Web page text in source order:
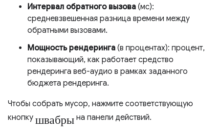
Интервал обратного вызова (мс):
средневзвешенная разница времени между
обратными вызовами.
Мощность рендеринга (в процентах): процент,
показывающий, как работает средство
рендеринга веб-аудио в рамках заданного
бюджета рендеринга.
Чтобы собрать мусор, нажмите соответствующую
кнопку швабры на панели действий.